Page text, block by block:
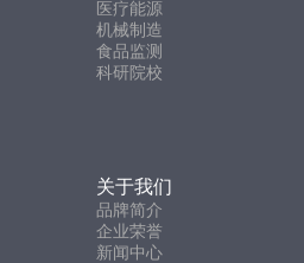
医疗能源
机械制造
食品监测
科研院校
关于我们
品牌简介
企业荣誉
新闻中心